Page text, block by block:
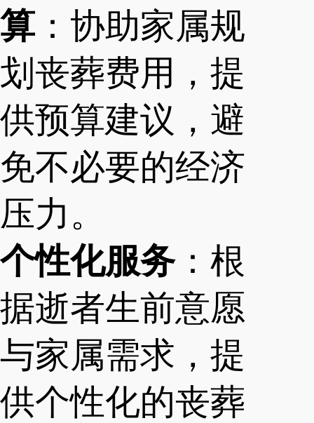
算 ：协助家属规
划丧葬费用，提
供预算建议，避
免不必要的经济
压力。
个性化服务：根
据逝者生前意愿
与家属需求，提
供个性化的丧葬